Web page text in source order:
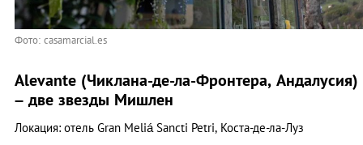
Фото: casamarcial.es
Alevante (Чиклана-де-ла-Фронтера, Андалусия)
– две звезды Мишлен
Локация: отель Gran Meliá Sancti Petri, Коста-де-ла-Луз